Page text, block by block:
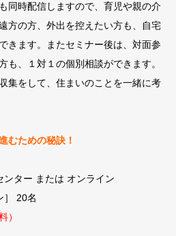
同時配信しますので、育児や親の介
方の方、外出を控えたい方も、自宅
きます。またセミナー後は、対面参
も、１対１の個別相談ができます。
集をして、住まいのことを一緒に考
むための秘訣！
ター または オンライン
］ 20名
）